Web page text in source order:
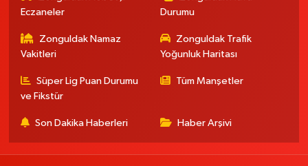
Eczaneler
Durumu
Zonguldak Namaz
Vakitleri
Zonguldak Trafik
Yoğunluk Haritası
Süper Lig Puan Durumu
ve Fikstür
Tüm Manşetler
Son Dakika Haberleri Haber Arşivi